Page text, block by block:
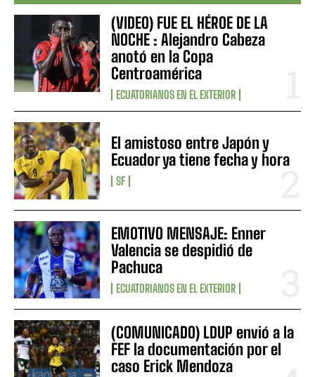
(VIDEO) FUE EL HÉROE DE LA
NOCHE : Alejandro Cabeza
anotó en la Copa
Centroamérica
ECUATORIANOS EN EL EXTERIOR
El amistoso entre Japón y
Ecuador ya tiene fecha y hora
SF
EMOTIVO MENSAJE: Enner
Valencia se despidió de
Pachuca
ECUATORIANOS EN EL EXTERIOR
(COMUNICADO) LDUP envió a la
FEF la documentación por el
caso Erick Mendoza